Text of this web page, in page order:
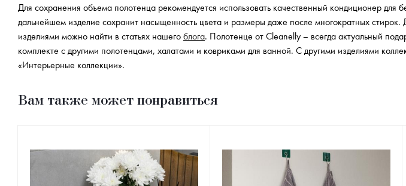
Для сохранения объема полотенца рекомендуется использовать качественный кондиционер для
дальнейшем изделие сохранит насыщенность цвета и размеры даже после многократных
изделиями можно найти в статьях нашего блога. Полотенце от Cleanelly – всегда актуальный
комплекте с другими полотенцами, халатами и ковриками для ванной. С другими изделиями
«Интерьерные коллекции».
Вам также может понравиться
✖